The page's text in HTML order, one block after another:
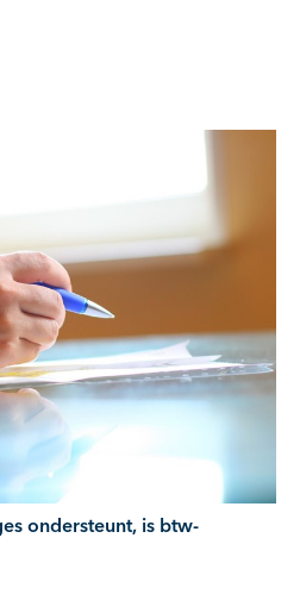
ondersteunt, is btw-